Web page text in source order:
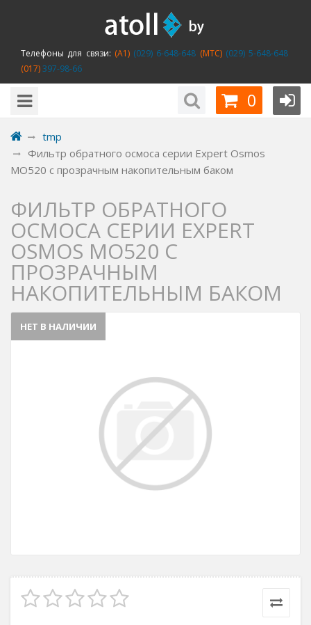
Телефоны для связи: (A1)(029) 6-648-648 (MTC)(029) 5-648-648
(017)397-98-66
0
tmp
Фильтр обратного осмоса серии Expert Osmos
MO520 с прозрачным накопительным баком
ФИЛЬТР ОБРАТНОГО
ОСМОСА СЕРИИ EXPERT
OSMOS MO520 С
ПРОЗРАЧНЫМ
НАКОПИТЕЛЬНЫМ БАКОМ
НЕТ В НАЛИЧИИ